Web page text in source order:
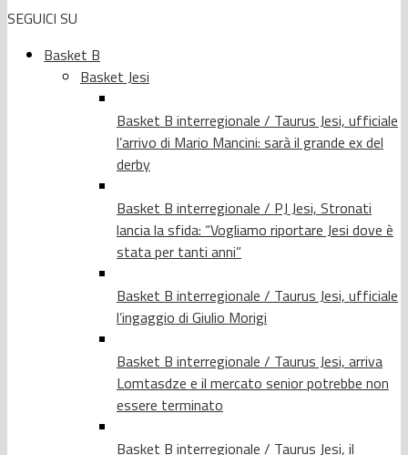
SEGUICI SU
Basket B
Basket Jesi
Basket B interregionale / Taurus Jesi, ufficiale
l’arrivo di Mario Mancini: sarà il grande ex del
derby
Basket B interregionale / PJ Jesi, Stronati
lancia la sfida: “Vogliamo riportare Jesi dove è
stata per tanti anni”
Basket B interregionale / Taurus Jesi, ufficiale
l’ingaggio di Giulio Morigi
Basket B interregionale / Taurus Jesi, arriva
Lomtasdze e il mercato senior potrebbe non
essere terminato
Basket B interregionale / Taurus Jesi, il